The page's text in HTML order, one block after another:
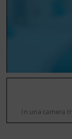
In una camera